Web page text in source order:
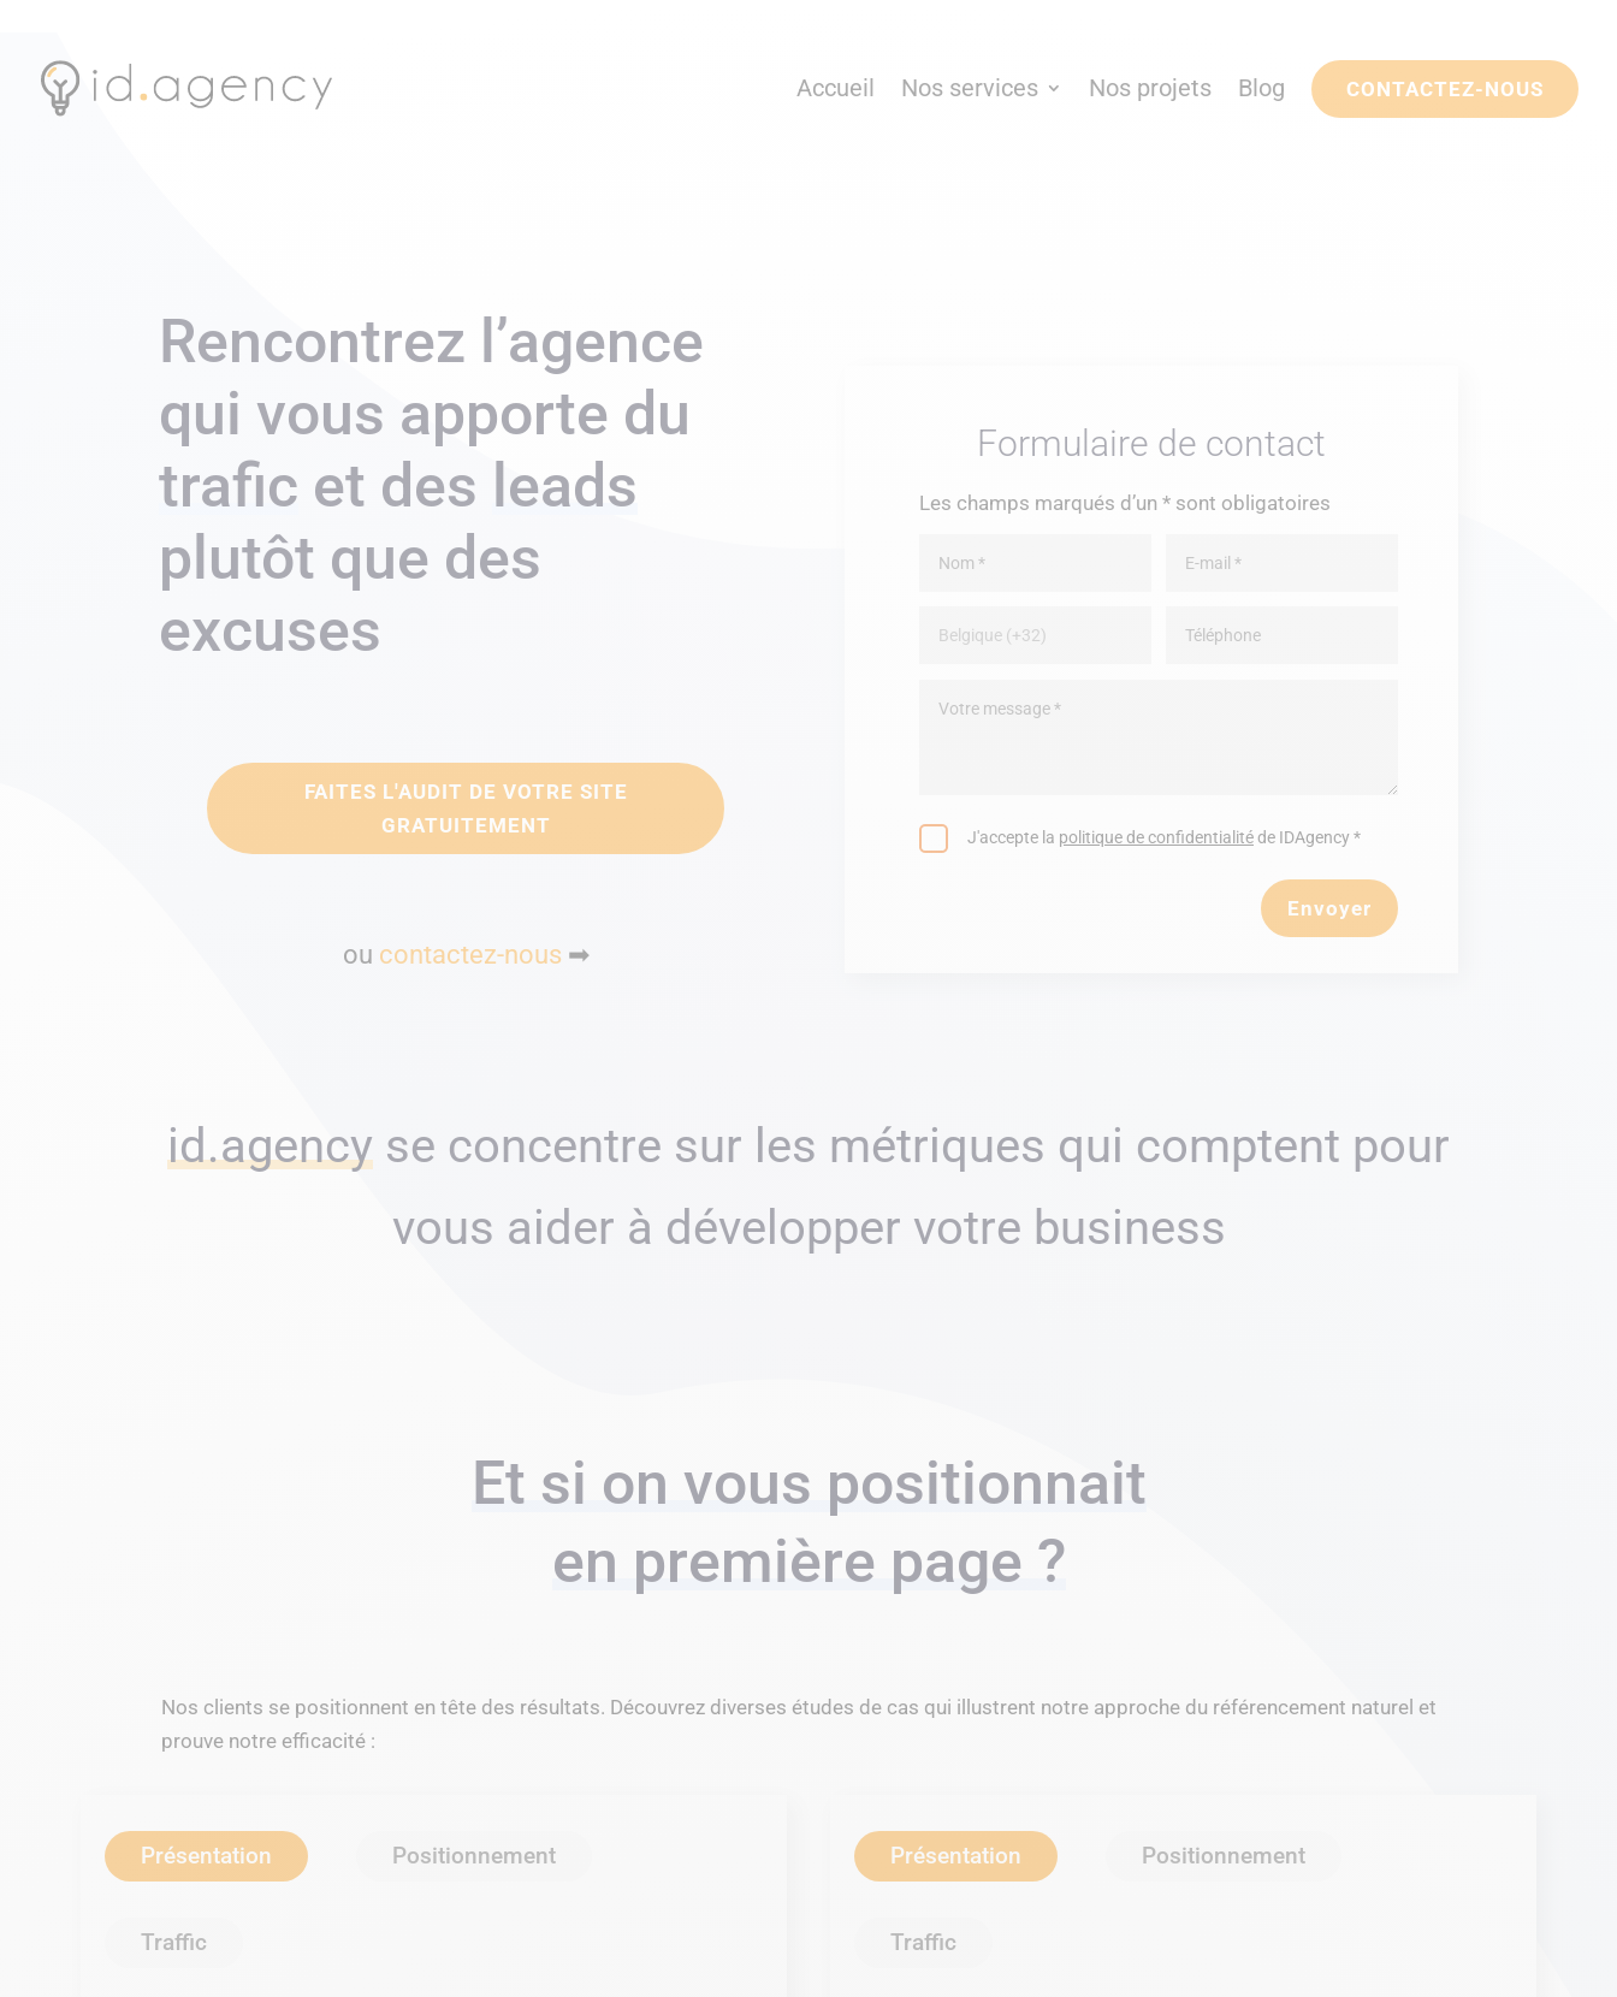
Accueil Nos services Nos projets Blog CONTACTEZ-NOUS
Rencontrez l’agence
qui vous apporte du
trafic et des leads
plutôt que des
excuses
FAITES L'AUDIT DE VOTRE SITE
GRATUITEMENT
ou contactez-nous ➡
Formulaire de contact
Les champs marqués d’un * sont obligatoires
J'accepte la politique de confidentialitéde IDAgency *
Envoyer
id.agency se concentre sur les métriques qui comptent pour
vous aider à développer votre business
Et si on vous positionnait
en première page ?
Nos clients se positionnent en tête des résultats. Découvrez diverses études de cas qui illustrent notre approche du référencement naturel et
prouve notre efficacité :
Présentation Positionnement
Traffic
Présentation Positionnement
Traffic